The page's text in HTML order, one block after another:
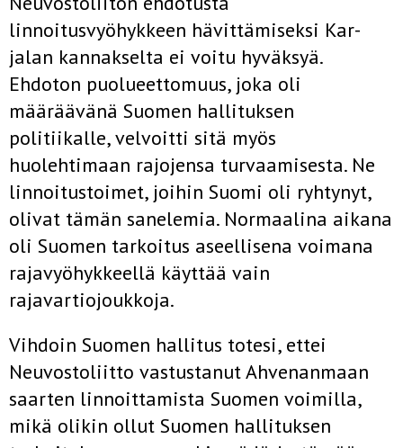
linnoitusvyöhykkeen hävittämiseksi Kar­
jalan kannakselta ei voitu hyväksyä.
Ehdoton puolueettomuus, joka oli
määräävänä Suomen hallituksen
politiikalle, velvoitti sitä myös
huolehtimaan rajojensa turvaamisesta. Ne
linnoitustoimet, joihin Suomi oli ryhtynyt,
olivat tämän sanelemia. Normaalina aikana
oli Suomen tarkoitus aseellisena voimana
rajavyöhykkeellä käyttää vain
rajavartiojoukkoja.
Vihdoin Suomen hallitus totesi, ettei
Neuvostoliitto vastustanut Ahvenanmaan
saarten linnoittamista Suomen voimilla,
mikä olikin ollut Suomen hallituksen